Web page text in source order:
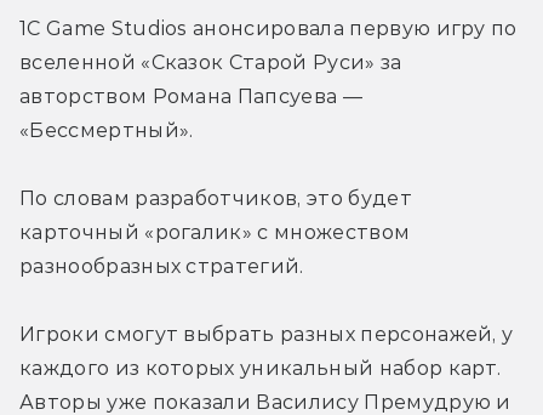
1С Game Studios анонсировала первую игру по
вселенной «Сказок Старой Руси» за
авторством Романа Папсуева —
«Бессмертный».
По словам разработчиков, это будет
карточный «рогалик» с множеством
разнообразных стратегий.
Игроки смогут выбрать разных персонажей, у
каждого из которых уникальный набор карт.
Авторы уже показали Василису Премудрую и